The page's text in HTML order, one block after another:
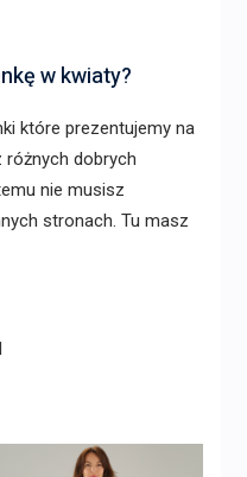
w kwiaty?
które prezentujemy na
różnych dobrych
nie musisz
stronach. Tu masz